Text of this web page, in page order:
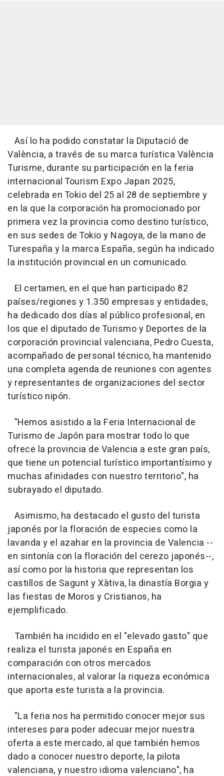
Así lo ha podido constatar la Diputació de
València, a través de su marca turística València
Turisme, durante su participación en la feria
internacional Tourism Expo Japan 2025,
celebrada en Tokio del 25 al 28 de septiembre y
en la que la corporación ha promocionado por
primera vez la provincia como destino turístico,
en sus sedes de Tokio y Nagoya, de la mano de
Turespaña y la marca España, según ha indicado
la institución provincial en un comunicado.
El certamen, en el que han participado 82
países/regiones y 1.350 empresas y entidades,
ha dedicado dos días al público profesional, en
los que el diputado de Turismo y Deportes de la
corporación provincial valenciana, Pedro Cuesta,
acompañado de personal técnico, ha mantenido
una completa agenda de reuniones con agentes
y representantes de organizaciones del sector
turístico nipón.
"Hemos asistido a la Feria Internacional de
Turismo de Japón para mostrar todo lo que
ofrece la provincia de Valencia a este gran país,
que tiene un potencial turístico importantísimo y
muchas afinidades con nuestro territorio", ha
subrayado el diputado.
Asimismo, ha destacado el gusto del turista
japonés por la floración de especies como la
lavanda y el azahar en la provincia de Valencia --
en sintonía con la floración del cerezo japonés--,
así como por la historia que representan los
castillos de Sagunt y Xàtiva, la dinastía Borgia y
las fiestas de Moros y Cristianos, ha
ejemplificado.
También ha incidido en el "elevado gasto" que
realiza el turista japonés en España en
comparación con otros mercados
internacionales, al valorar la riqueza económica
que aporta este turista a la provincia.
"La feria nos ha permitido conocer mejor sus
intereses para poder adecuar mejor nuestra
oferta a este mercado, al que también hemos
dado a conocer nuestro deporte, la pilota
valenciana, y nuestro idioma valenciano", ha